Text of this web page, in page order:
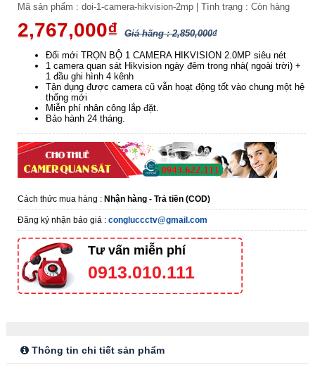
Mã sản phẩm : doi-1-camera-hikvision-2mp | Tình trạng : Còn hàng
2,767,000₫ Giá hãng : 2,850,000₫
Đổi mới TRỌN BỘ 1 CAMERA HIKVISION 2.0MP siêu nét
1 camera quan sát Hikvision ngày đêm trong nhà( ngoài trời) +
1 đầu ghi hình 4 kênh
Tận dụng được camera cũ vẫn hoạt động tốt vào chung một hệ
thống mới
Miễn phí nhân công lắp đặt.
Bảo hành 24 tháng.
Cách thức mua hàng : Nhận hàng - Trả tiền (COD)
Đăng ký nhận báo giá : congluccctv@gmail.com
Tư vấn miễn phí
0913.010.111
Thông tin chi tiết sản phẩm